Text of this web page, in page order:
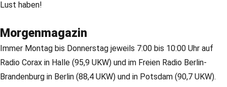
Lust haben!
Morgenmagazin
Immer Montag bis Donnerstag jeweils 7:00 bis 10:00 Uhr auf
Radio Corax in Halle (95,9 UKW) und im Freien Radio Berlin-
Brandenburg in Berlin (88,4 UKW) und in Potsdam (90,7 UKW).